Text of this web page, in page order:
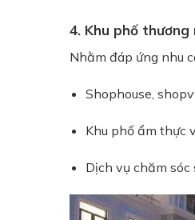
4. Khu phố
Nhằm đáp ứng nhu
Shophouse,
Khu phố ẩm thực
Dịch vụ chăm sóc